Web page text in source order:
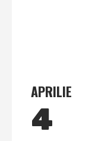
APRILIE
4